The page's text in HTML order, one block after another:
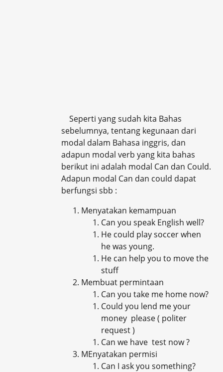
Seperti yang sudah kita Bahas
sebelumnya, tentang kegunaan dari
modal dalam Bahasa inggris, dan
adapun modal verb yang kita bahas
berikut ini adalah modal Can dan Could.
Adapun modal Can dan could dapat
berfungsi sbb :
Menyatakan kemampuan
Can you speak English well?
He could play soccer when
he was young.
He can help you to move the
stuff
Membuat permintaan
Can you take me home now?
Could you lend me your
money please ( politer
request )
Can we have test now ?
MEnyatakan permisi
Can I ask you something?